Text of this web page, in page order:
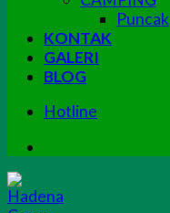
Puncak
KONTAK
GALERI
BLOG
Hotline